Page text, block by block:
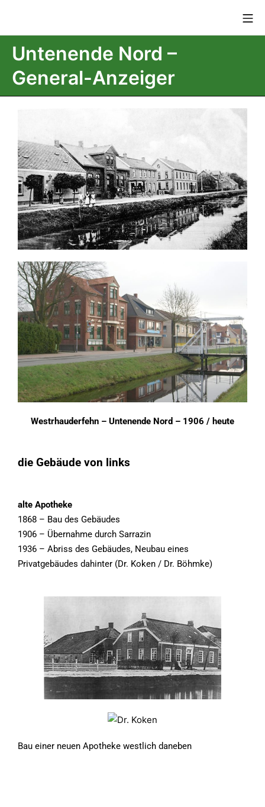
Untenende Nord –
General-Anzeiger
Westrhauderfehn – Untenende Nord – 1906 / heute
die Gebäude von links
alte Apotheke
1868 – Bau des Gebäudes
1906 – Übernahme durch Sarrazin
1936 – Abriss des Gebäudes, Neubau eines
Privatgebäudes dahinter (Dr. Koken / Dr. Böhmke)
Bau einer neuen Apotheke westlich daneben